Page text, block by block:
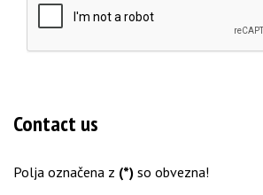
Contact us
Polja označena z (*) so obvezna!